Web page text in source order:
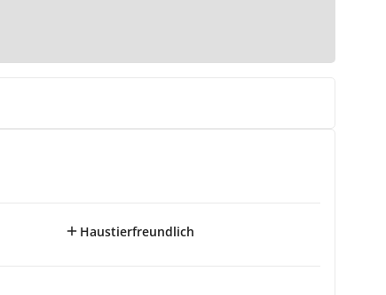
Haustierfreundlich